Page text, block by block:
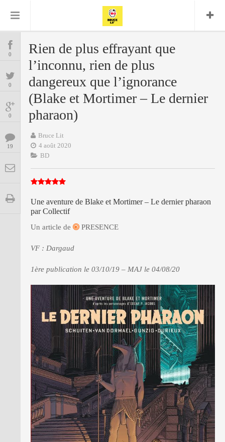
COMICS
MANGAS
BD
ENCYCLOPEGEEK
CINE-SERIES-ANIME
MUSIQUE
LA BRUCE TEAM : SAISON 13
0
0
0
19
Rien de plus effrayant que
l’inconnu, rien de plus
dangereux que l’ignorance
(Blake et Mortimer – Le dernier
pharaon)
Bruce Lit
4 août 2020
BD
Une aventure de Blake et Mortimer – Le dernier pharaon
par Collectif
Un article de PRESENCE
VF : Dargaud
1ère publication le 03/10/19 – MAJ le 04/08/20
Comics
Daredevil Dark Horse DC
Delcourt
Edwige
Encyclopegeek Figure
Replay
Focus Garth Ennis
Glénat Graphic Novel image
Independants JB Vu Van JP
Nguyen
Lug Mangas
Marvel Mattie boy
Panini Patrick Faivre
Présence
Special Guest Spidey Superman